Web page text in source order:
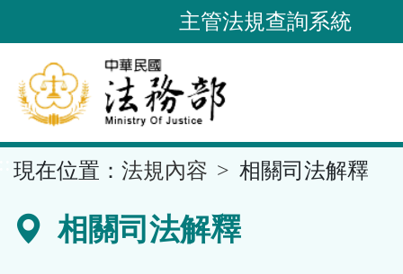
到
要
內
容
區
主管法規查詢系統
現在位置： 法規內容 相關司法解釋
相關司法解釋